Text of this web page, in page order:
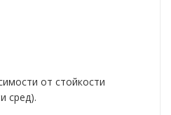
от стойкости
сред).